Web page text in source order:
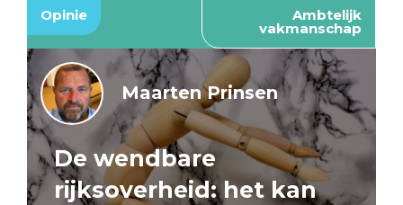
Opinie Ambtelijk
vakmanschap
Maarten Prinsen
De wendbare
rijksoverheid: het kan